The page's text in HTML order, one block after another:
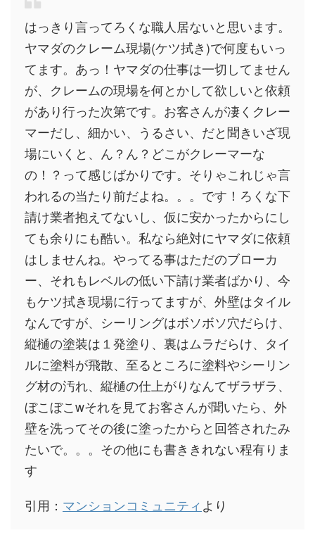
はっきり言ってろくな職人居ないと思います。
ヤマダのクレーム現場(ケツ拭き)で何度もいっ
てます。あっ！ヤマダの仕事は一切してません
が、クレームの現場を何とかして欲しいと依頼
があり行った次第です。お客さんが凄くクレー
マーだし、細かい、うるさい、だと聞きいざ現
場にいくと、ん？ん？どこがクレーマーな
の！？って感じばかりです。そりゃこれじゃ言
われるの当たり前だよね。。。です！ろくな下
請け業者抱えてないし、仮に安かったからにし
ても余りにも酷い。私なら絶対にヤマダに依頼
はしませんね。やってる事はただのブローカ
ー、それもレベルの低い下請け業者ばかり、今
もケツ拭き現場に行ってますが、外壁はタイル
なんですが、シーリングはボソボソ穴だらけ、
縦樋の塗装は１発塗り、裏はムラだらけ、タイ
ルに塗料が飛散、至るところに塗料やシーリン
グ材の汚れ、縦樋の仕上がりなんてザラザラ、
ぼこぼこwそれを見てお客さんが聞いたら、外
壁を洗ってその後に塗ったからと回答されたみ
たいで。。。その他にも書ききれない程有りま
す
引用： マンションコミュニティより